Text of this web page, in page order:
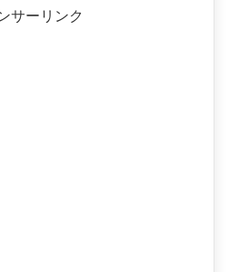
サーリンク